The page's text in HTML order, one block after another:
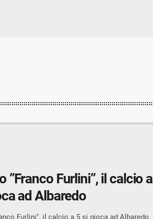
”Franco Furlini”, il calcio a
ad Albaredo
Furlini'', il calcio a 5 si gioca ad Albaredo